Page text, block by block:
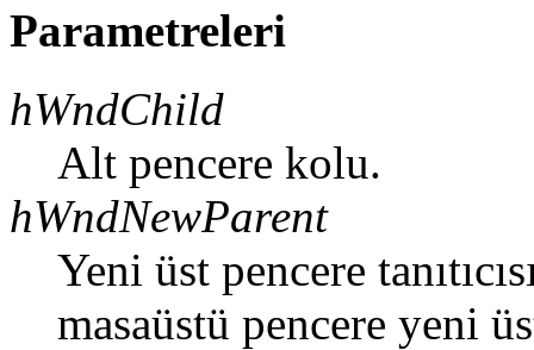
Parametreleri
hWndChild
Alt pencere kolu.
hWndNewParent
Yeni üst pencere
masaüstü pencere yeni